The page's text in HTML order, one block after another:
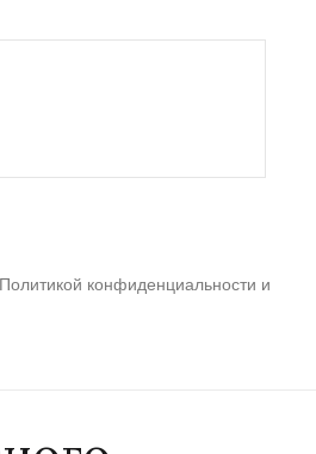
конфиденциальности и